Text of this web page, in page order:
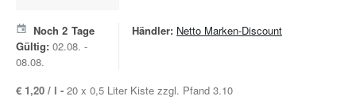
Noch 2 Tage
Gültig: 02.08. -
08.08.
Händler: Netto Marken-Discount
€ 1,20 / l - 20 x 0,5 Liter Kiste zzgl. Pfand 3.10